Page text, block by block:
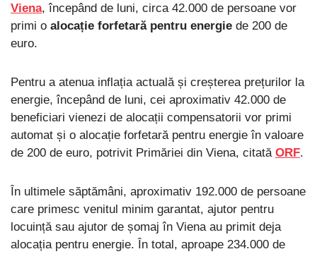
Viena, începând de luni, circa 42.000 de persoane vor
primi o alocație forfetară pentru energie de 200 de
euro.
Pentru a atenua inflația actuală și creșterea prețurilor la
energie, începând de luni, cei aproximativ 42.000 de
beneficiari vienezi de alocații compensatorii vor primi
automat și o alocație forfetară pentru energie în valoare
de 200 de euro, potrivit Primăriei din Viena, citată ORF.
În ultimele săptămâni, aproximativ 192.000 de persoane
care primesc venitul minim garantat, ajutor pentru
locuință sau ajutor de șomaj în Viena au primit deja
alocația pentru energie. În total, aproape 234.000 de